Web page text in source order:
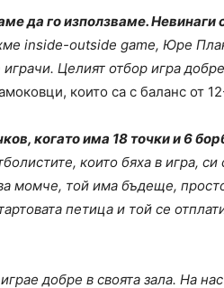
да го използваме. Невинаги
inside-outside game, Юре
Целият отбор игра
които са с баланс от
когато има 18 точки и 6
които бяха в игра,
момче, той има бъдеще,
петица и той се
добре в своята зала. На